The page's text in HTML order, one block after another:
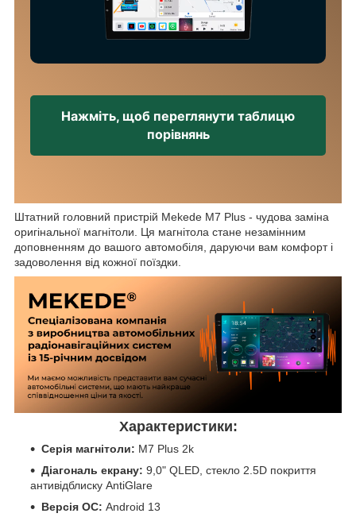
Нажміть, щоб переглянути таблицю
порівнянь
Штатний головний пристрій Mekede M7 Plus - чудова заміна
оригінальної магнітоли. Ця магнітола стане незамінним
доповненням до вашого автомобіля, даруючи вам комфорт і
задоволення від кожної поїздки.
Характеристики:
Серія магнітоли: M7 Plus 2k
Діагональ екрану: 9,0" QLED, стекло 2.5D покриття
антивідблиску AntiGlare
Версія ОС: Android 13